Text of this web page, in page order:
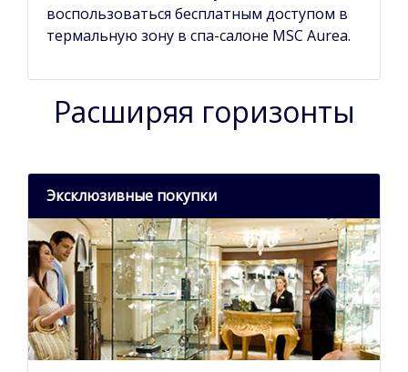
воспользоваться бесплатным доступом в
термальную зону в спа-салоне MSC Aurea.
Расширяя горизонты
Эксклюзивные покупки